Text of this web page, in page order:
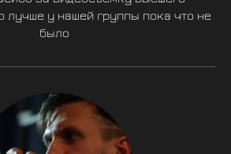
лучше у нашей группы пока что не
было